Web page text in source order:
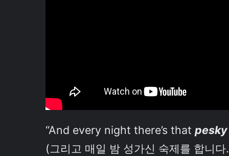
“And every night there’s that pesky
(그리고 매일 밤 성가신 숙제를 합니다